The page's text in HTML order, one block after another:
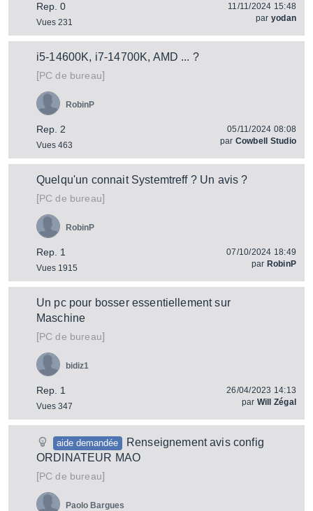
Rep. 0
Vues 231
11/11/2024 15:48
par yodan
i5-14600K, i7-14700K, AMD ... ?
[PC de bureau]
Rep. 2
Vues 463
RobinP
05/11/2024 08:08
par Cowbell Studio
Quelqu'un connait Systemtreff ? Un avis ?
[PC de bureau]
Rep. 1
Vues 1915
RobinP
07/10/2024 18:49
par RobinP
Un pc pour bosser essentiellement sur
Maschine
[PC de bureau]
Rep. 1
Vues 347
bidiz1
26/04/2023 14:13
par Will Zégal
aide demandée
Renseignement avis config
ORDINATEUR MAO
[PC de bureau]
Paolo Bargues